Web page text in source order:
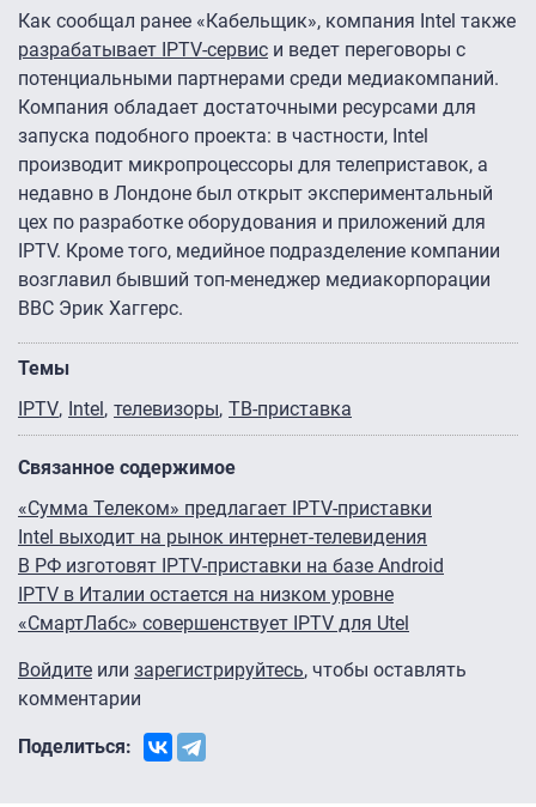
Как сообщал ранее «Кабельщик», компания Intel также
разрабатывает IPTV-сервис и ведет переговоры с
потенциальными партнерами среди медиакомпаний.
Компания обладает достаточными ресурсами для
запуска подобного проекта: в частности, Intel
производит микропроцессоры для телеприставок, а
недавно в Лондоне был открыт экспериментальный
цех по разработке оборудования и приложений для
IPTV. Кроме того, медийное подразделение компании
возглавил бывший топ-менеджер медиакорпорации
BBC Эрик Хаггерс.
Темы
IPTV
Intel телевизоры ТВ-приставка
Связанное содержимое
«Сумма Телеком» предлагает IPTV-приставки
Intel выходит на рынок интернет-телевидения
В РФ изготовят IPTV-приставки на базе Android
IPTV в Италии остается на низком уровне
«СмартЛабс» совершенствует IPTV для Utel
Войдите или зарегистрируйтесь, чтобы оставлять
комментарии
Поделиться: